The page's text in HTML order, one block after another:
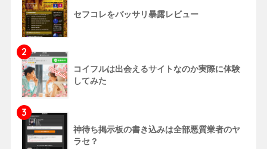
セフコレをバッサリ暴露レビュー
2
コイフルは出会えるサイトなのか実際に体験
してみた
3
神待ち掲示板の書き込みは全部悪質業者のヤ
ラセ？